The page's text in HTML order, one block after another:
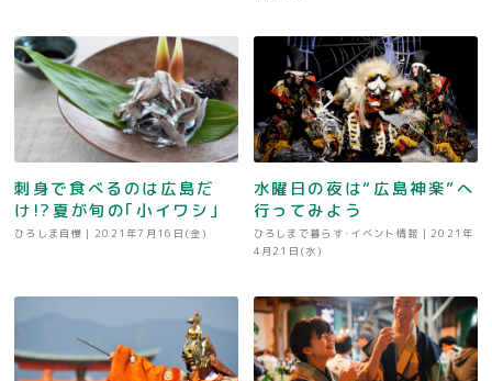
刺身で食べるのは広島だ
け!?夏が旬の｢小イワシ｣
ひろしま自慢 | 2021年7月16日(金)
水曜日の夜は“広島神楽”へ
行ってみよう
ひろしまで暮らす･イベント情報 | 2021年
4月21日(水)